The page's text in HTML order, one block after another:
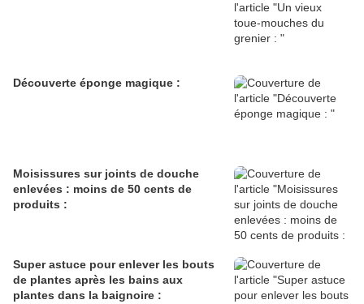
Découverte éponge magique :
Moisissures sur joints de douche
enlevées : moins de 50 cents de
produits :
Super astuce pour enlever les bouts
de plantes après les bains aux
plantes dans la baignoire :